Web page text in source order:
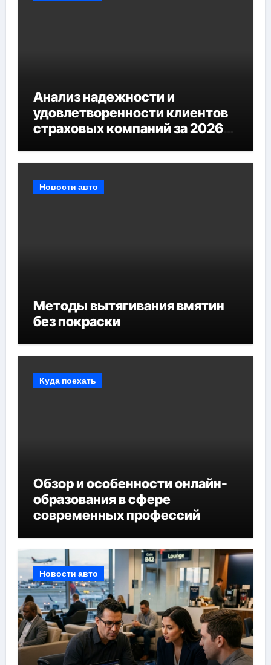
Анализ надежности и
удовлетворенности клиентов
страховых компаний за 2026
Новости авто
Методы вытягивания вмятин
без покраски
Куда поехать
Обзор и особенности онлайн-
образования в сфере
современных профессий
Новости авто